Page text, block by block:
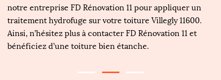
notre entreprise FD Rénovation 11 pour appliquer un
traitement hydrofuge sur votre toiture Villegly 11600.
Ainsi, n’hésitez plus à contacter FD Rénovation 11 et
bénéficiez d’une toiture bien étanche.